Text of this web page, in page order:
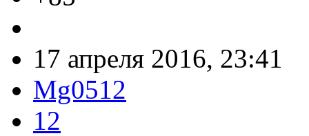
17 апреля 2016, 23:41
Mg0512
12